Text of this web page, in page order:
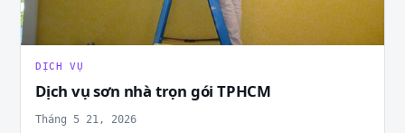
DỊCH VỤ
Dịch vụ sơn nhà trọn gói TPHCM
Tháng 5 21, 2026